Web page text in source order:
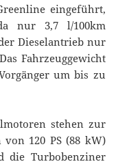
eingeführt,
nur 3,7 l/100km
Dieselantrieb nur
Fahrzeuggewicht
um bis zu
stehen zur
120 PS (88 kW)
die Turbobenziner